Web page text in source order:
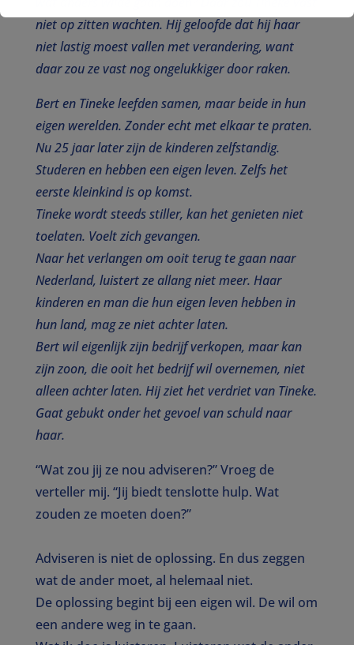
niet op zitten wachten. Hij geloofde dat hij haar
niet lastig moest vallen met verandering, want
daar zou ze vast nog ongelukkiger door raken.
Bert en Tineke leefden samen, maar beide in hun
eigen werelden. Zonder echt met elkaar te praten.
Nu 25 jaar later zijn de kinderen zelfstandig.
Studeren en hebben een eigen leven. Zelfs het
eerste kleinkind is op komst.
Tineke wordt steeds stiller, kan het genieten niet
toelaten. Voelt zich gevangen.
Naar het verlangen om ooit terug te gaan naar
Nederland, luistert ze allang niet meer. Haar
kinderen en man die hun eigen leven hebben in
hun land, mag ze niet achter laten.
Bert wil eigenlijk zijn bedrijf verkopen, maar kan
zijn zoon, die ooit het bedrijf wil overnemen, niet
alleen achter laten. Hij ziet het verdriet van Tineke.
Gaat gebukt onder het gevoel van schuld naar
haar.
“Wat zou jij ze nou adviseren?” Vroeg de
verteller mij. “Jij biedt tenslotte hulp. Wat
zouden ze moeten doen?”
Adviseren is niet de oplossing. En dus zeggen
wat de ander moet, al helemaal niet.
De oplossing begint bij een eigen wil. De wil om
een andere weg in te gaan.